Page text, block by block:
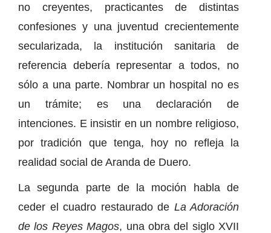
no creyentes, practicantes de distintas
confesiones y una juventud crecientemente
secularizada, la institución sanitaria de
referencia debería representar a todos, no
sólo a una parte. Nombrar un hospital no es
un trámite; es una declaración de
intenciones. E insistir en un nombre religioso,
por tradición que tenga, hoy no refleja la
realidad social de Aranda de Duero.
La segunda parte de la moción habla de
ceder el cuadro restaurado de La Adoración
de los Reyes Magos, una obra del siglo XVII